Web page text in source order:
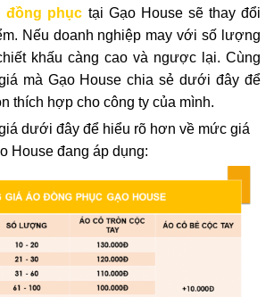
đồng phục tại Gạo House sẽ thay đổi
Nếu doanh nghiệp may với số lượng
khấu càng cao và ngược lại. Cùng
mà Gạo House chia sẻ dưới đây để
thích hợp cho công ty của mình.
dưới đây để hiểu rõ hơn về mức giá
House đang áp dụng: